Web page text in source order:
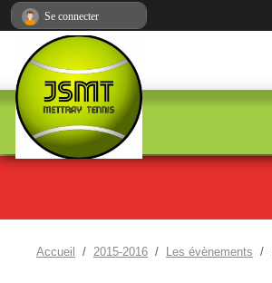
Accueil 2015-2016 Les évènements
Se connecter
Panneau de gestion des cookies